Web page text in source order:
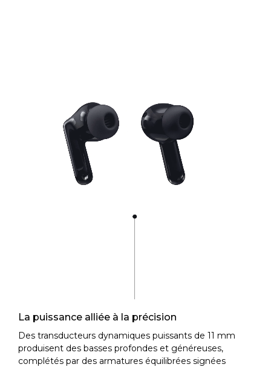
La puissance alliée à la précision
Des transducteurs dynamiques puissants de 11 mm
produisent des basses profondes et généreuses,
complétés par des armatures équilibrées signées